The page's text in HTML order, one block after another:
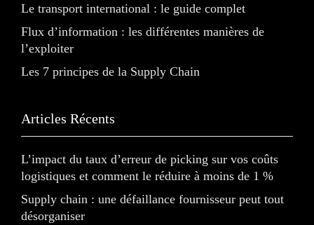
Le transport international : le guide complet
Flux d’information : les différentes manières de
l’exploiter
Les 7 principes de la Supply Chain
Articles Récents
L’impact du taux d’erreur de picking sur vos coûts
logistiques et comment le réduire à moins de 1 %
Supply chain : une défaillance fournisseur peut tout
désorganiser